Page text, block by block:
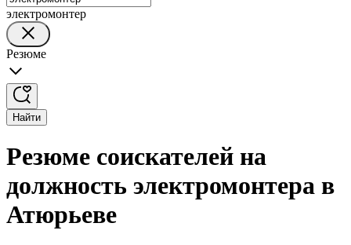
электромонтер
Резюме
Найти
Резюме соискателей на
должность электромонтера в
Атюрьеве